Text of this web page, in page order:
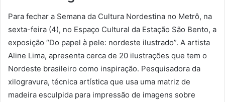
Para fechar a Semana da Cultura Nordestina no Metrô, na
sexta-feira (4), no Espaço Cultural da Estação São Bento, a
exposição “Do papel à pele: nordeste ilustrado”. A artista
Aline Lima, apresenta cerca de 20 ilustrações que tem o
Nordeste brasileiro como inspiração. Pesquisadora da
xilogravura, técnica artística que usa uma matriz de
madeira esculpida para impressão de imagens sobre